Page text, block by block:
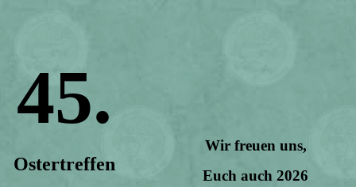
45.
Ostertreffen
Wir freuen uns,
Euch auch 2026